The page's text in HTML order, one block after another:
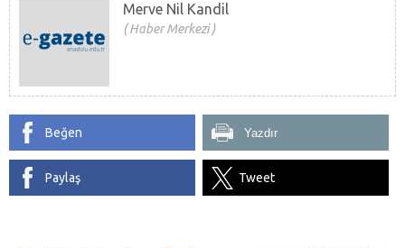
Merve Nil Kandil
Haber Merkezi
Beğen Yazdır
Paylaş Tweet